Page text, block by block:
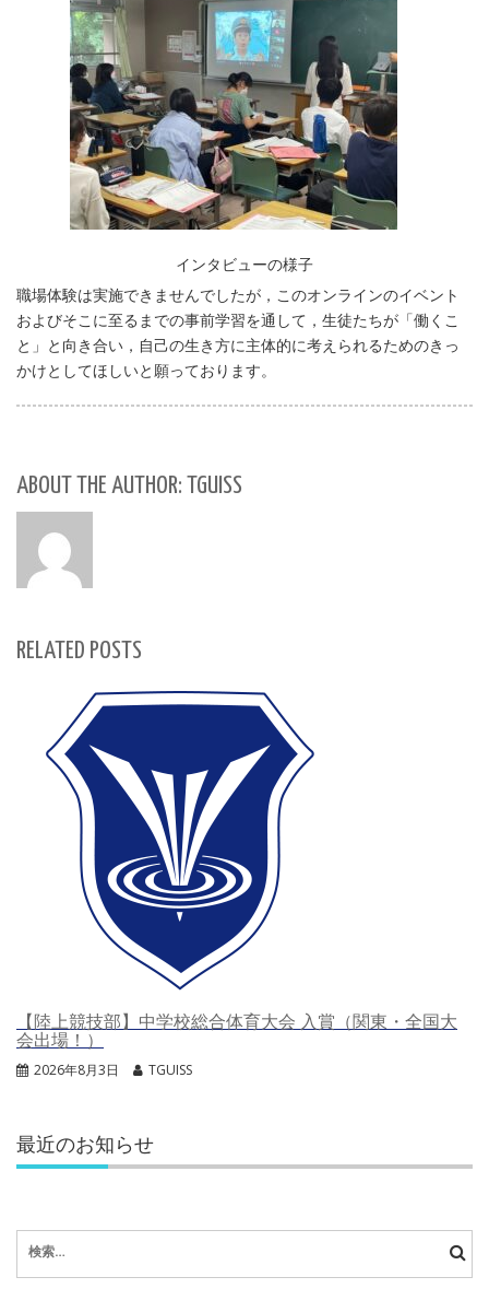
インタビューの様子
職場体験は実施できませんでしたが，このオンラインのイベント
およびそこに至るまでの事前学習を通して，生徒たちが「働くこ
と」と向き合い，自己の生き方に主体的に考えられるためのきっ
かけとしてほしいと願っております。
ABOUT THE AUTHOR: TGUISS
RELATED POSTS
【陸上競技部】中学校総合体育大会 入賞（関東・全国大
会出場！）
2026年8月3日 TGUISS
最近のお知らせ
索: